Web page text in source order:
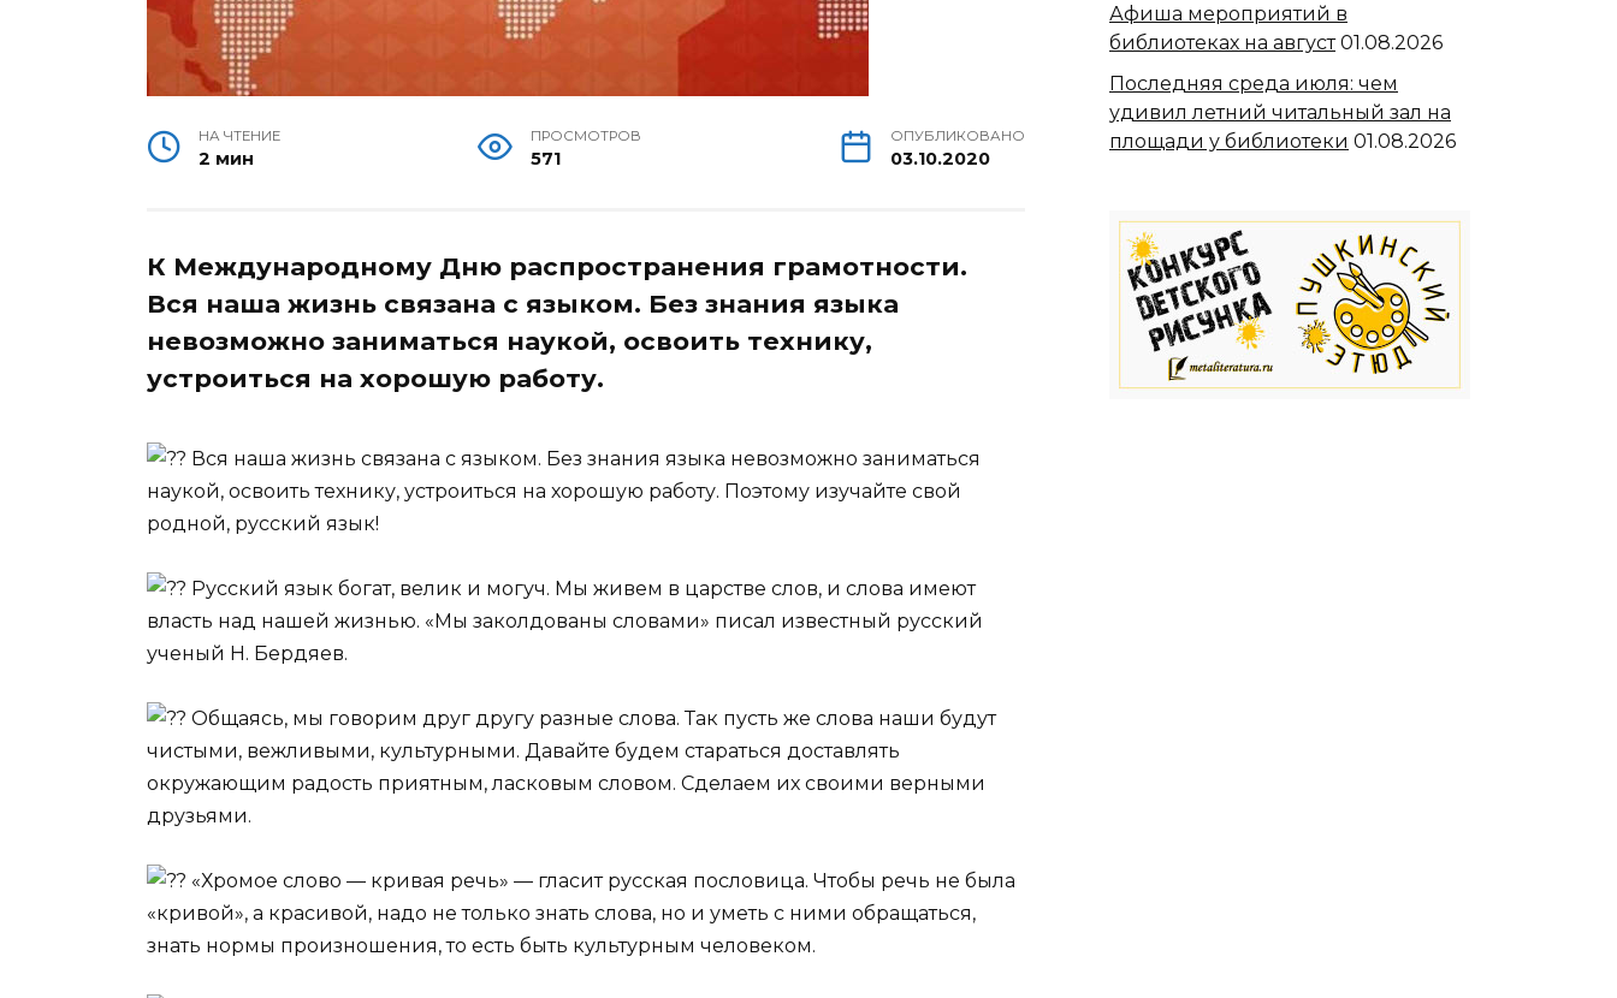
НА ЧТЕНИЕ
2 мин
ПРОСМОТРОВ
571
ОПУБЛИКОВАНО
03.10.2020
К Международному Дню распространения грамотности.
Вся наша жизнь связана с языком. Без знания языка
невозможно заниматься наукой, освоить технику,
устроиться на хорошую работу.
Вся наша жизнь связана с языком. Без знания языка невозможно заниматься
наукой, освоить технику, устроиться на хорошую работу. Поэтому изучайте свой
родной, русский язык!
Русский язык богат, велик и могуч. Мы живем в царстве слов, и слова имеют
власть над нашей жизнью. «Мы заколдованы словами» писал известный русский
ученый Н. Бердяев.
Общаясь, мы говорим друг другу разные слова. Так пусть же слова наши будут
чистыми, вежливыми, культурными. Давайте будем стараться доставлять
окружающим радость приятным, ласковым словом. Сделаем их своими верными
друзьями.
«Хромое слово — кривая речь» — гласит русская пословица. Чтобы речь не была
«кривой», а красивой, надо не только знать слова, но и уметь с ними обращаться,
знать нормы произношения, то есть быть культурным человеком.
Афиша мероприятий в
библиотеках на август 01.08.2026
Последняя среда июля: чем
удивил летний читальный зал на
площади у библиотеки 01.08.2026